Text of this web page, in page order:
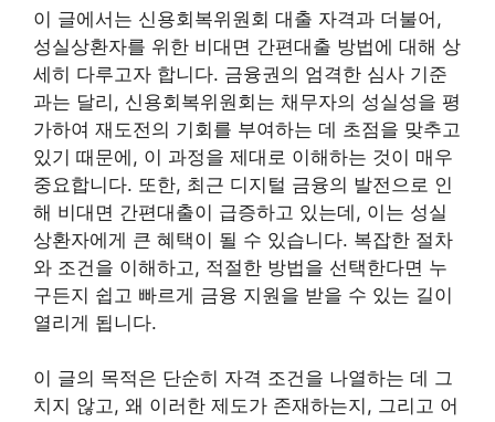
이 글에서는 신용회복위원회 대출 자격과 더불어,
성실상환자를 위한 비대면 간편대출 방법에 대해 상
세히 다루고자 합니다. 금융권의 엄격한 심사 기준
과는 달리, 신용회복위원회는 채무자의 성실성을 평
가하여 재도전의 기회를 부여하는 데 초점을 맞추고
있기 때문에, 이 과정을 제대로 이해하는 것이 매우
중요합니다. 또한, 최근 디지털 금융의 발전으로 인
해 비대면 간편대출이 급증하고 있는데, 이는 성실
상환자에게 큰 혜택이 될 수 있습니다. 복잡한 절차
와 조건을 이해하고, 적절한 방법을 선택한다면 누
구든지 쉽고 빠르게 금융 지원을 받을 수 있는 길이
열리게 됩니다.
이 글의 목적은 단순히 자격 조건을 나열하는 데 그
치지 않고, 왜 이러한 제도가 존재하는지, 그리고 어